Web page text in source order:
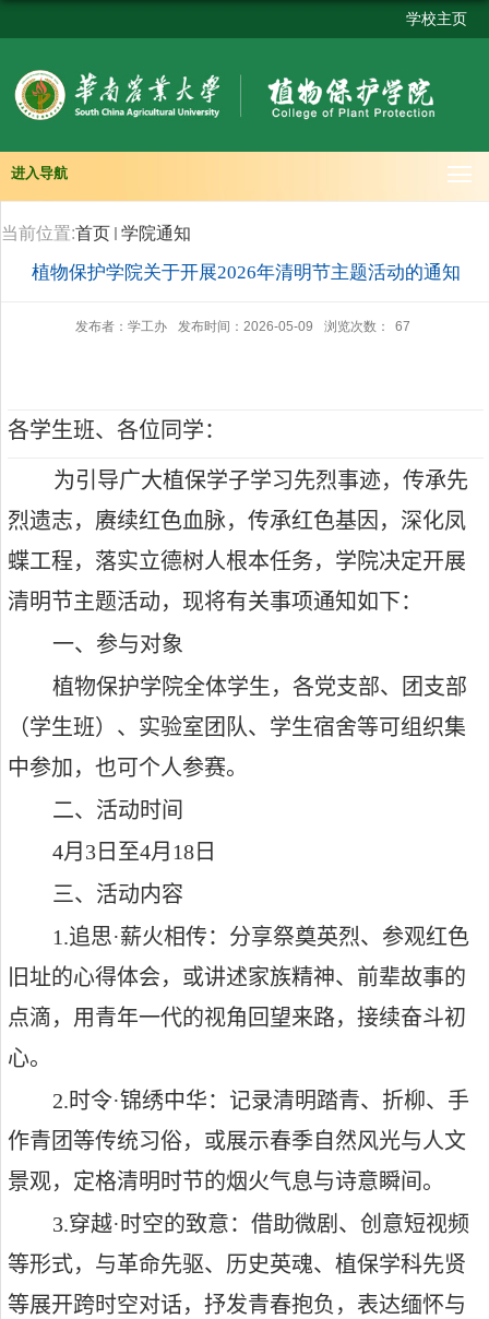
学校主页
进入导航
当前位置:首页 学院通知
植物保护学院关于开展2026年清明节主题活动的通知
发布者：学工办 发布时间：2026-05-09 浏览次数： 67
各学生班、各位同学：
为引导广大植保学子学习先烈事迹，传承先
烈遗志，赓续红色血脉，传承红色基因，深化凤
蝶工程，落实立德树人根本任务，学院决定开展
清明节主题活动，现将有关事项通知如下：
一、参与对象
植物保护学院全体学生，各党支部、团支部
（学生班）、实验室团队、学生宿舍等可组织集
中参加，也可个人参赛。
二、活动时间
4月 3 日至4月 18 日
三、活动内容
1.追思·薪火相传：分享祭奠英烈、参观红色
旧址的心得体会，或讲述家族精神、前辈故事的
点滴，用青年一代的视角回望来路，接续奋斗初
心。
2.时令·锦绣中华：记录清明踏青、折柳、手
作青团等传统习俗，或展示春季自然风光与人文
景观，定格清明时节的烟火气息与诗意瞬间。
3.穿越· 时空的致意：借助微剧、创意短视频
等形式，与革命先驱、历史英魂、植保学科先贤
等展开跨时空对话，抒发青春抱负，表达缅怀与